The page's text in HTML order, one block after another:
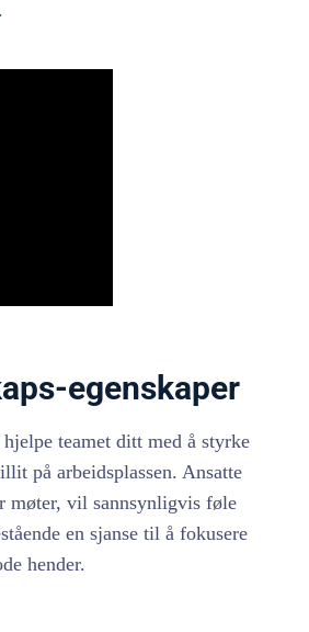
.
egenskaper
teamet ditt med å styrke
på arbeidsplassen. Ansatte
møter, vil sannsynligvis føle
en sjanse til å fokusere
hender.